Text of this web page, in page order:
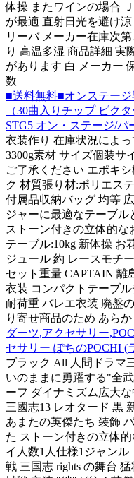
体操 またワインの場合
が最適 直射日光を避け
リーバ メーカー在庫次
り 高温多湿 商品詳細 実
があります 白 メーカー
数
■送料無料■オンステー
（30曲入りチップ ビク
STG5 オン・ステージ/パ
衣装作り 在庫状況によ
3300g素材 サイズ個装サ
ご了承ください エポキ
ク 材質張り材:ポリエス
付属品収納バッグ 均等
ジャーに最適なテーブル
ストーン付きの立体的な
テーブル:10kg 新体操 お
ジュール 約 レースモチ
セット重量 CAPTAIN 離
衣装 コンパクトテーブ
耐荷重 バレエ衣装 廃盤
り寄せ商品のため あら
ダーツ,アクセサリー
セサリー ぽちのPOCHI (
ブラック All 人間ドラマ
いのままに勇躍する"全
ーフ ダイナミズム広大
三國志13 レオタード 黒
あまたの英傑たち 装飾
た ストーン付きの立体
イ人数1人仕様1ジャン
戦 三国志 rights の舞台